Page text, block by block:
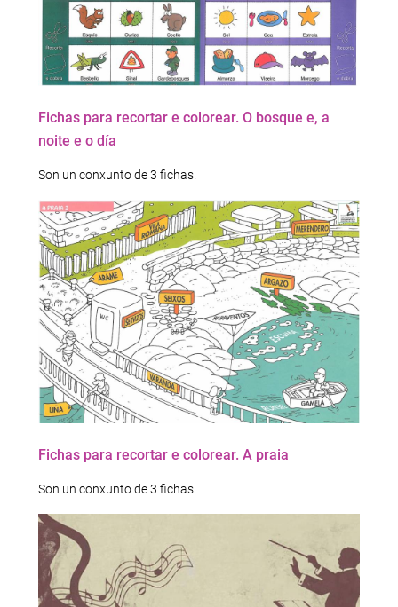
Fichas para recortar e colorear. O bosque e, a
noite e o día
Son un conxunto de 3 fichas.
Fichas para recortar e colorear. A praia
Son un conxunto de 3 fichas.